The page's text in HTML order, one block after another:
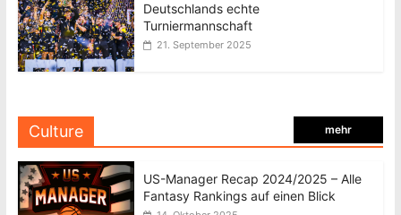
Deutschlands echte
Turniermannschaft
21. September 2025
Culture mehr
US-Manager Recap 2024/2025 – Alle
Fantasy Rankings auf einen Blick